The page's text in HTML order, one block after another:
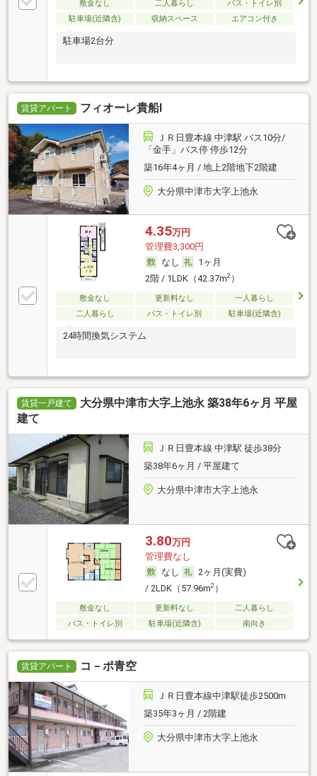
敷金なし 二人暮らし
バス・トイレ別
駐車場(近隣含)
収納スペース エアコン付き
駐車場2台分
賃貸アパート フィオーレ貴船Ⅰ
ＪＲ日豊本線 中津駅 バス10分/
「金手」バス停 停歩12分
築16年4ヶ月 / 地上2階地下2階建
大分県中津市大字上池永
4.35万円
管理費3,300円
なし
1ヶ月
2階 / 1LDK（42.37m2）
敷金なし 更新料なし
一人暮らし
二人暮らし
バス・トイレ別 駐車場(近隣含)
24時間換気システム
賃貸一戸建て
大分県中津市大字上池永 築38年6ヶ月 平屋
建て
ＪＲ日豊本線 中津駅 徒歩38分
築38年6ヶ月 / 平屋建て
大分県中津市大字上池永
3.80万円
管理費なし
なし
2ヶ月(実費)
/ 2LDK（57.96m2）
敷金なし 更新料なし
二人暮らし
バス・トイレ別
駐車場(近隣含) 南向き
賃貸アパート コ－ポ青空
ＪＲ日豊本線中津駅徒歩2500m
築35年3ヶ月 / 2階建
大分県中津市大字上池永